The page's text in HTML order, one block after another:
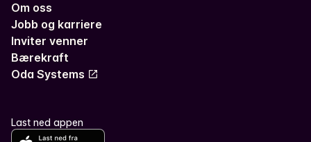
Om oss
Jobb og karriere
Inviter venner
Bærekraft
Oda Systems
Last ned appen